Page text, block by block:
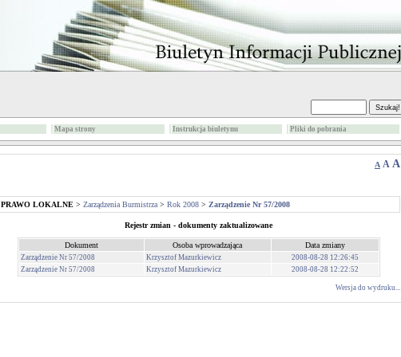
Mapa strony Instrukcja biuletynu Pliki do pobrania
A A A
PRAWO LOKALNE > Zarządzenia Burmistrza > Rok 2008 > Zarządzenie Nr 57/2008
Rejestr zmian - dokumenty zaktualizowane
Dokument Osoba wprowadzająca Data zmiany
Zarządzenie Nr 57/2008 Krzysztof Mazurkiewicz
2008-08-28 12:26:45
Zarządzenie Nr 57/2008
Krzysztof Mazurkiewicz 2008-08-28 12:22:52
Wersja do wydruku...